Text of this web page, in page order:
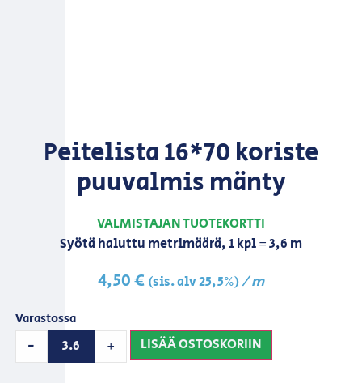
Peitelista 16*70 koriste
puuvalmis mänty
VALMISTAJAN TUOTEKORTTI
Syötä haluttu metrimäärä, 1 kpl = 3,6 m
4,50€ (sis. alv 25,5%)/ m
Varastossa
- + LISÄÄ OSTOSKORIIN